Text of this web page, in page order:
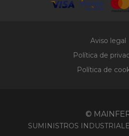
Aviso legal
Política de
Política de
©
SUMINISTROS